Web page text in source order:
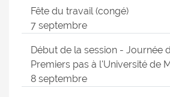
Fête du travail (congé)
7 septembre
Début de la session - Journée
Premiers pas à l'Université de
8 septembre